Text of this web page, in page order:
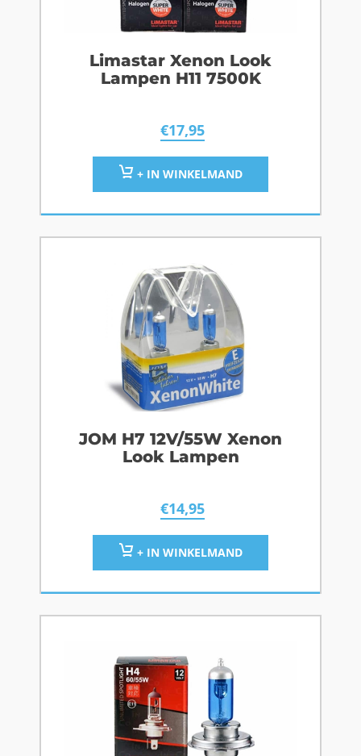
Limastar Xenon Look
Lampen H11 7500K
€17,95
+ IN WINKELMAND
JOM H7 12V/55W Xenon
Look Lampen
€14,95
+ IN WINKELMAND